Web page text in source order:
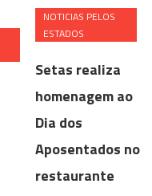
NOTICIAS PELOS
ESTADOS
Setas realiza
homenagem ao
Dia dos
Aposentados no
restaurante